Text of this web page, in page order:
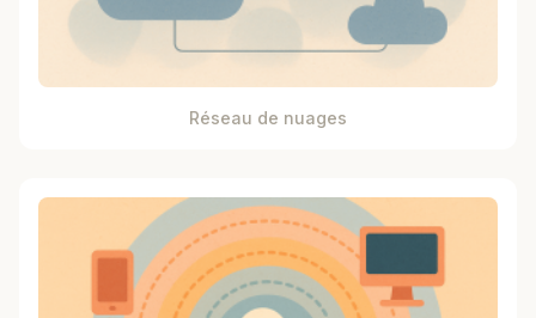
Réseau de nuages